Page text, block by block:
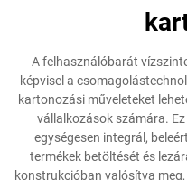
Termékek
Tervezési Eset
Szolgáltatás
A felhasználóbarát
képvisel a
kartonozási műveleteket
vállalkozások számára.
egységesen integrál,
termékek betöltését és
konstrukcióban valósítva